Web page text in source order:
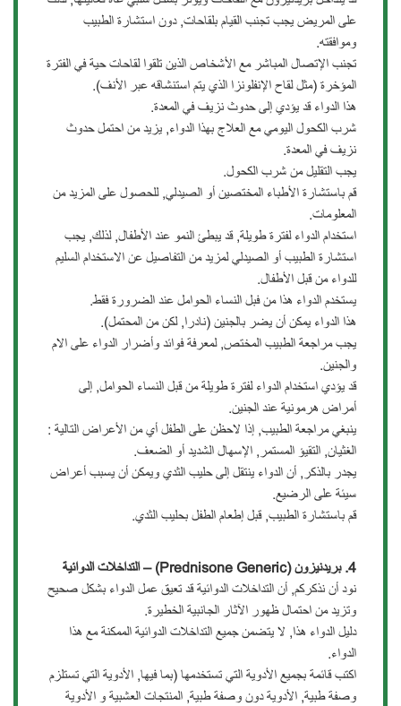
على المريض يجب تجنب القيام بلقاحات, دون استشارة الطبيب
وموافقته.
تجنب الإتصال المباشر مع الأشخاص الذين تلقوا لقاحات حية في الفترة
المؤخرة (مثل لقاح الإنفلونزا الذي يتم استنشاقه عبر الأنف).
هذا الدواء قد يؤدي إلى حدوث نزيف في المعدة.
شرب الكحول اليومي مع العلاج بهذا الدواء, يزيد من احتمل حدوث
نزيف في المعدة.
يجب التقليل من شرب الكحول.
قم باستشارة الأطباء المختصين أو الصيدلي, للحصول على المزيد من
المعلومات.
استخدام الدواء لفترة طويلة, قد يبطئ النمو عند الأطفال, لذلك, يجب
استشارة الطبيب أو الصيدلي لمزيد من التفاصيل عن الاستخدام السليم
للدواء من قبل الأطفال.
يستخدم الدواء هذا من فبل النساء الحوامل عند الضرورة فقط.
هذا الدواء يمكن أن يضر بالجنين (نادرا, لكن من المحتمل).
يجب مراجعة الطبيب المختص, لمعرفة فوائد وأضرار الدواء على الام
والجنين.
قد يؤدي استخدام الدواء لفترة طويلة من قبل النساء الحوامل, إلى
أمراض هرمونية عند الجنين.
ينبغي مراجعة الطبيب, إذا لاحظن على الطفل أي من الأعراض التالية :
الغثيان, التقيؤ المستمر, الإسهال الشديد أو الضعف.
يجدر بالذكر, أن الدواء ينتقل إلى حليب الثدي ويمكن أن يسبب أعراض
سيئة على الرضيع.
قم باستشارة الطبيب, قبل إطعام الطفل بحليب الثدي.
4. بريدنيزون(Prednisone Generic) – التداخلاتالدوائية
نود أن نذكركم, أن التداخلات الدوائية قد تعيق عمل الدواء بشكل صحيح
وتزيد من احتمال ظهور الآثار الجانبية الخطيرة.
دليل الدواء هذا, لا يتضمن جميع التداخلات الدوائية الممكنة مع هذا
الدواء.
اكتب قائمة بجميع الأدوية التي تستخدمها (بما فيها, الأدوية التي تستلزم
وصفة طبية, الأدوية دون وصفة طبية, المنتجات العشبية و الأدوية